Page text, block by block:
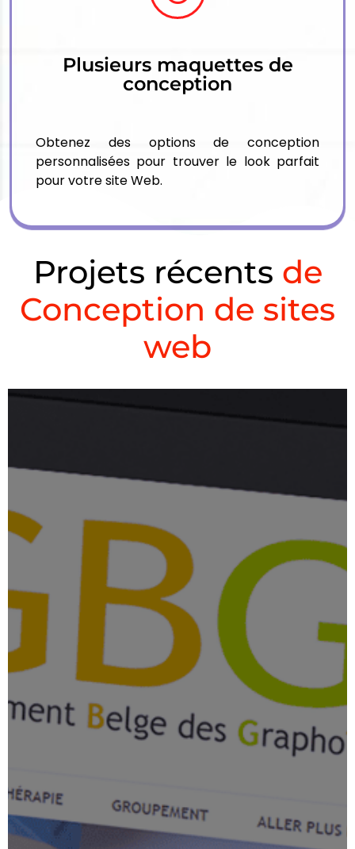
Plusieurs maquettes de
conception
Obtenez des options de conception
personnalisées pour trouver le look parfait
pour votre site Web.
Projets récents de
Conception de sites
web